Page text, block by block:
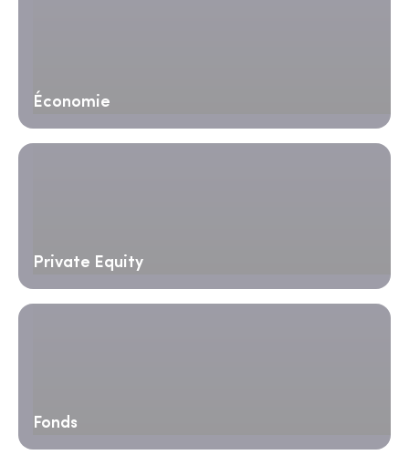
Économie
Private Equity
Fonds